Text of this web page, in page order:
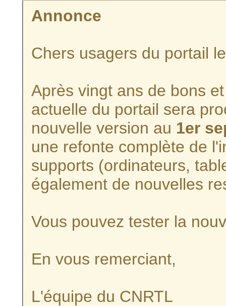
Annonce
Chers usagers du portail
Après vingt ans de bons
actuelle du portail sera
nouvelle version au 1er
une refonte complète de
supports (ordinateurs,
également de nouvelles
Vous pouvez tester la
En vous remerciant,
L'équipe du CNRTL